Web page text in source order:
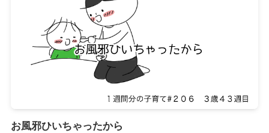
お風邪ひいちゃったから